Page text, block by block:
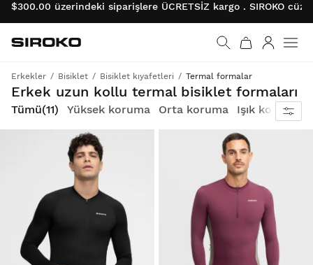
$300.00 üzerindeki siparişlere ÜCRETSİZ kargo . SIROKO
Ana sayfaya git
Siroko.com
Erkekler Bisiklet Bisiklet kıyafetleri Termal formalar
Erkek uzun kollu termal bisiklet formaları
Geçiş mevsimleri için sıcaklık, konfor ve performans
Tümü(11) Yüksek koruma Orta koruma Işık koruması